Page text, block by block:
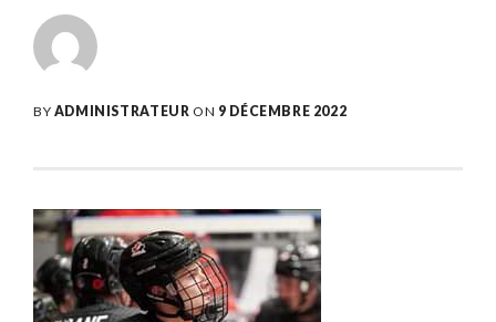
BY ADMINISTRATEUR ON 9 DÉCEMBRE 2022